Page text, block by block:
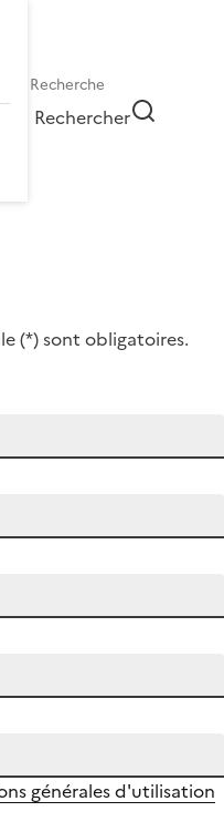
Rechercher
(*) sont obligatoires.
générales d'utilisation